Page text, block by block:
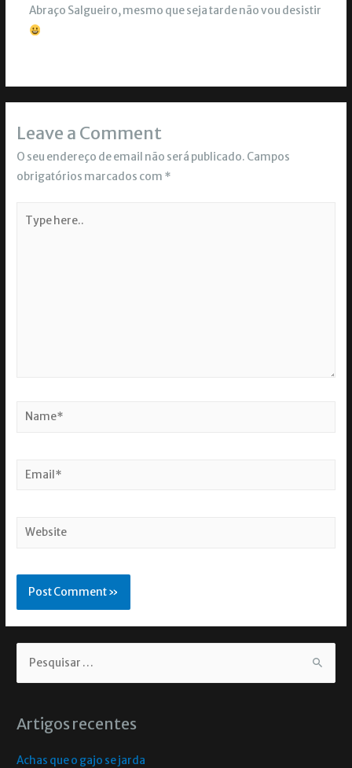
Abraço Salgueiro, mesmo que seja tarde não vou desistir
Leave a Comment
O seu endereço de email não será publicado. Campos
obrigatórios marcados com *
Artigos recentes
Achas que o gajo se jarda